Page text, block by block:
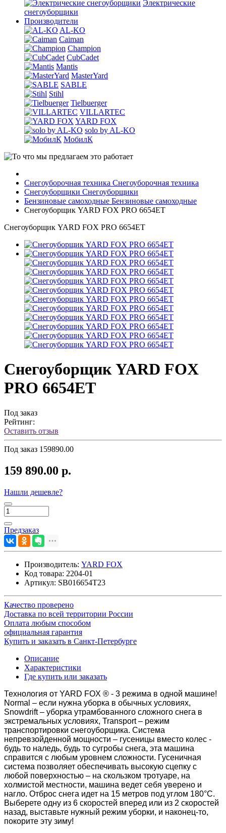
Электрические
снегоуборщики
Производители
AL-KO
Caiman
Champion
CubCadet
Mantis
MasterYard
SABLE
Stihl
Tielbuerger
VILLARTEC
YARD FOX
solo by AL-KO
МобилК
Снегоуборочная техника Снегоуборочная техника
Снегоуборщики Снегоуборщики
Бензиновые самоходные Бензиновые самоходные
Снегоуборщик YARD FOX PRO 6654ET
Снегоуборщик YARD FOX PRO 6654ET
Снегоуборщик YARD FOX
PRO 6654ET
Под заказ
Рейтинг:
Оставить отзыв
Под заказ 159890.00
159 890.00 р.
Нашли дешевле?
Предзаказ
Производитель: YARD FOX
Код товара: 2204-01
Артикул: SB016654Т23
Качество проверено
Доставка по всей территории России
Оплата любым способом
официальная гарантия
Купить и заказать в Санкт-Петербурге
Описание
Характеристики
Где купить или заказать
Технология от YARD FOX ® - 3 режима в одной машине!
Normal – если нужна уборка в обычных условиях,
Snowdrift – уборка утрамбованного сложного снега в
экстремальных условиях, Transport – режим
транспортировки снегоуборщика. Система
непревзойденной мощности – гусеницы вместо колес -
будь то наледь, будь то сугробы снега, эта машина
справится с любым уровнем сложности. Гусеничная
система позволяет обеспечивать высокую сцепку с
любой поверхностью – на скользком тротуаре, на
холмистой местности, машина ведет себя уверено и
нагло. Отброс снега идет на 15 метров под углом 180°C.
Выберете одну из 6 скоростей вперед или из 2 скоростей
назад, выставьте нужный режим уборки, и наконец-то,
покорите эту зиму!